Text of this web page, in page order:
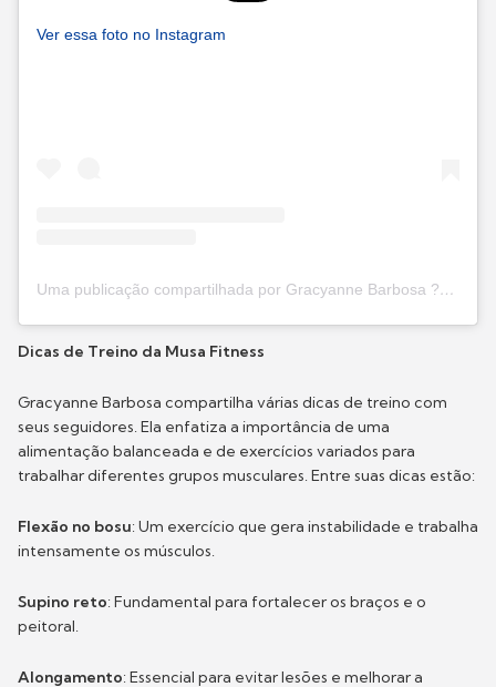
Ver essa foto no Instagram
Uma publicação compartilhada por Gracyanne Barbosa ?? - (@graoficial)
Dicas de Treino da Musa Fitness
Gracyanne Barbosa compartilha várias dicas de treino com
seus seguidores. Ela enfatiza a importância de uma
alimentação balanceada e de exercícios variados para
trabalhar diferentes grupos musculares. Entre suas dicas estão:
Flexão no bosu: Um exercício que gera instabilidade e trabalha
intensamente os músculos.
Supino reto: Fundamental para fortalecer os braços e o
peitoral.
Alongamento: Essencial para evitar lesões e melhorar a